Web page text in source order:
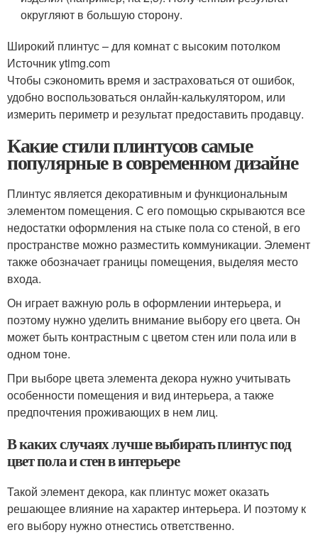
округляют в большую сторону.
Широкий плинтус – для комнат с высоким потолком
Источник ytimg.com
Чтобы сэкономить время и застраховаться от ошибок,
удобно воспользоваться онлайн-калькулятором, или
измерить периметр и результат предоставить продавцу.
Какие стили плинтусов самые
популярные в современном дизайне
Плинтус является декоративным и функциональным
элементом помещения. С его помощью скрываются все
недостатки оформления на стыке пола со стеной, в его
пространстве можно разместить коммуникации. Элемент
также обозначает границы помещения, выделяя место
входа.
Он играет важную роль в оформлении интерьера, и
поэтому нужно уделить внимание выбору его цвета. Он
может быть контрастным с цветом стен или пола или в
одном тоне.
При выборе цвета элемента декора нужно учитывать
особенности помещения и вид интерьера, а также
предпочтения проживающих в нем лиц.
В каких случаях лучше выбирать плинтус под
цвет пола и стен в интерьере
Такой элемент декора, как плинтус может оказать
решающее влияние на характер интерьера. И поэтому к
его выбору нужно отнестись ответственно.